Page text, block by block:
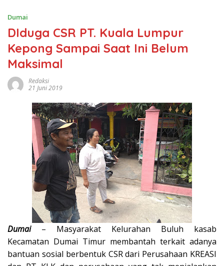
Dumai
DIduga CSR PT. Kuala Lumpur
Kepong Sampai Saat Ini Belum
Maksimal
Redaksi
21 Juni 2019
Dumai– Masyarakat Kelurahan Buluh kasab
Kecamatan Dumai Timur membantah terkait adanya
bantuan sosial berbentuk CSR dari Perusahaan KREASI